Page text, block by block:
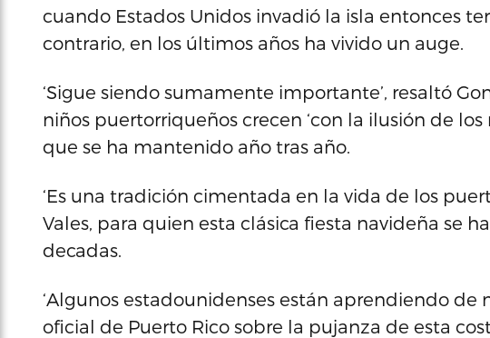
cuando Estados Unidos invadió la isla entonces
contrario, en los últimos años ha vivido un auge.
‘Sigue siendo sumamente importante’, resaltó
niños puertorriqueños crecen ‘con la ilusión de los
que se ha mantenido año tras año.
‘Es una tradición cimentada en la vida de los
Vales, para quien esta clásica fiesta navideña se
decadas.
‘Algunos estadounidenses están aprendiendo de
oficial de Puerto Rico sobre la pujanza de esta